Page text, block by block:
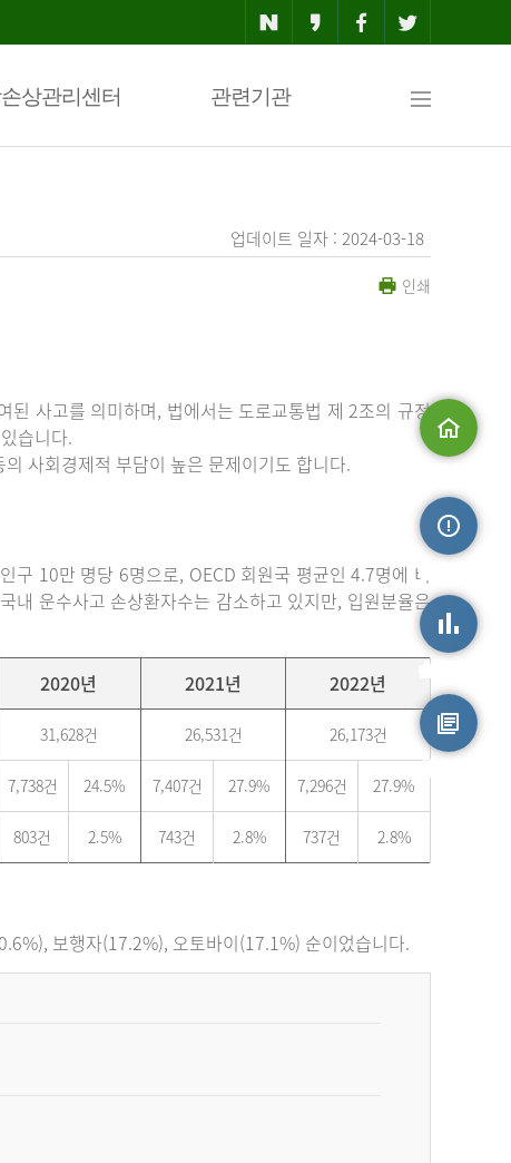
상관리센터 관련기관
맵
업데이트 일자 : 2024-03-18
인쇄
된 사고를 의미하며, 법에서는 도로교통법 제 2조의 규정
습니다.
사회경제적 부담이 높은 문제이기도 합니다.
구 10만 명당 6명으로, OECD 회원국 평균인 4.7명에 비
내 운수사고 손상환자수는 감소하고 있지만, 입원분율은
2020년 2021년 2022년
31,628건 26,531건 26,173건
7,738건 24.5% 7,407건 27.9% 7,296건 27.9%
803건 2.5% 743건 2.8% 737건 2.8%
보행자(17.2%), 오토바이(17.1%) 순이었습니다.
손상통계
원시자료